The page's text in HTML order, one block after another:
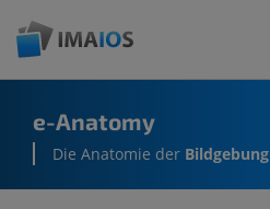
e-Anatomy
Die Anatomie der Bildgebung